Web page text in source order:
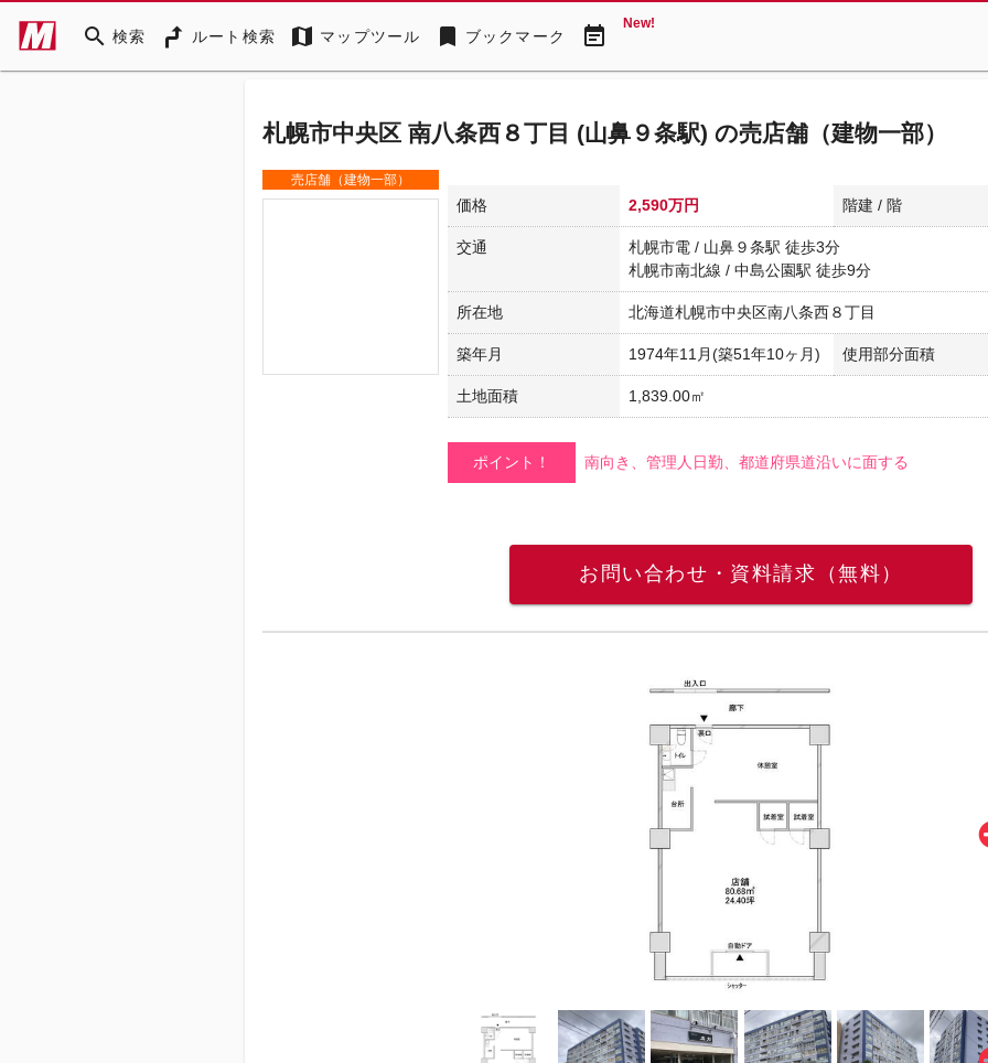
search 検索 ルート検索 map マップツール bookmark ブックマーク event_note New!
札幌市中央区 南八条西８丁目 (山鼻９条駅) の売店舗（建物一部）
売店舗（建物一部）
価格 2,590万円 階建 / 階
交通
札幌市電 / 山鼻９条駅 徒歩3分
札幌市南北線 / 中島公園駅 徒歩9分
所在地 北海道札幌市中央区南八条西８丁目
築年月 1974年11月(築51年10ヶ月) 使用部分面積
土地面積 1,839.00㎡
ポイント！ 南向き、管理人日勤、都道府県道沿いに面する
お問い合わせ・資料請求（無料）